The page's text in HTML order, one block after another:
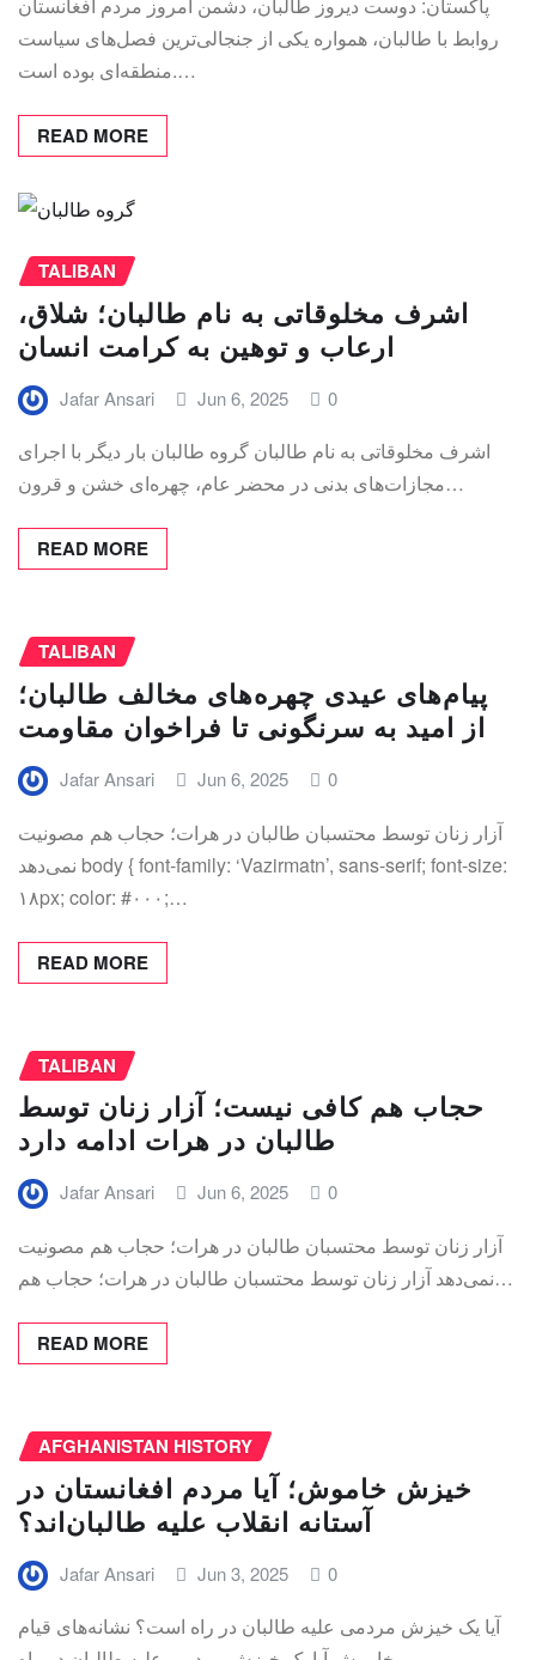
پاکستان: دوست دیروز طالبان، دشمن امروز مردم افغانستان
روابط با طالبان، همواره یکی از جنجالی‌ترین فصل‌های سیاست
منطقه‌ای بوده است.…
READ MORE
TALIBAN
اشرف مخلوقاتی به نام طالبان؛ شلاق،
ارعاب و توهین به کرامت انسان
Jafar Ansari Jun 6, 2025 0
اشرف مخلوقاتی به نام طالبان گروه طالبان بار دیگر با اجرای
مجازات‌های بدنی در محضر عام، چهره‌ای خشن و قرون…
READ MORE
TALIBAN
پیام‌های عیدی چهره‌های مخالف طالبان؛
از امید به سرنگونی تا فراخوان مقاومت
Jafar Ansari Jun 6, 2025 0
آزار زنان توسط محتسبان طالبان در هرات؛ حجاب هم مصونیت
نمی‌دهد body { font-family: ‘Vazirmatn’, sans-serif; font-size:
۱۸px; color: #۰۰۰;…
READ MORE
TALIBAN
حجاب هم کافی نیست؛ آزار زنان توسط
طالبان در هرات ادامه دارد
Jafar Ansari Jun 6, 2025 0
آزار زنان توسط محتسبان طالبان در هرات؛ حجاب هم مصونیت
نمی‌دهد آزار زنان توسط محتسبان طالبان در هرات؛ حجاب هم…
READ MORE
AFGHANISTAN HISTORY
خیزش خاموش؛ آیا مردم افغانستان در
آستانه انقلاب علیه طالبان‌اند؟
Jafar Ansari Jun 3, 2025 0
آیا یک خیزش مردمی علیه طالبان در راه است؟ نشانه‌های قیام